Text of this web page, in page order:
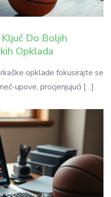
Do Boljih
Opklada
opklade fokusirajte se
upove, procjenjujući […]